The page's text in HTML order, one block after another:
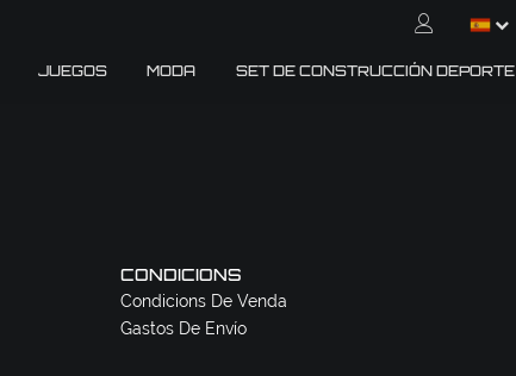
JUEGOS MODA SET DE CONSTRUCCIÓN DEPORTE
CONDICIONS
Condicions De Venda
Gastos De Envío